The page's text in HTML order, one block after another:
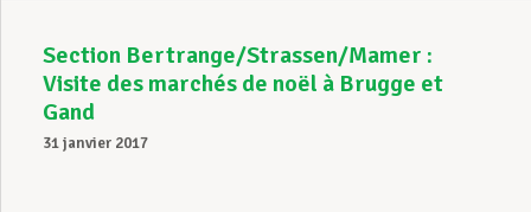
Section Bertrange/Strassen/Mamer :
Visite des marchés de noël à Brugge et
Gand
31 janvier 2017